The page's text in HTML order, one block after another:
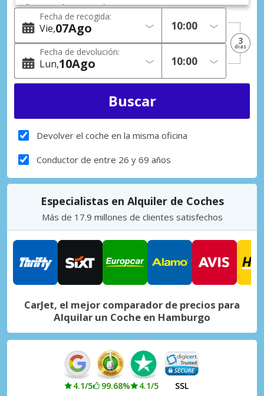
Hamburgo Altona Puerto
Hamburgo Altona, Alemania
Hamburgo (Todas las áreas)
Hamburgo, Alemania
Ahrensburg Ciudad
Ahrensburg, Alemania
Annaberg-Buchholz Ciudad
Annaberg-Buchholz, Alemania
Bad Oldesloe Ciudad
Buchholz in der Nordheide Ciudad
Buchholz in der Nordheide, Alemania
Elmshorn Ciudad
Elmshorn, Alemania
Hamburgo Altona
Hamburgo Altona, Alemania
Hamburgo Altona Stresemannstr
Hamburgo Altona Stresemannstr, Alemania
Hamburgo Bergedorf
Hamburgo Bergedorf, Alemania
Hamburgo Cruise Center
Fecha de recogida:
Vie 07Ago
Fecha de devolución:
Lun 10Ago
3
dias
Devolver el coche en la misma oficina
Conductor de entre 26 y 69 años
Especialistas en Alquiler de Coches
Más de 17.9 millones de clientes satisfechos
CarJet, el mejor comparador de precios para
Alquilar un Coche en Hamburgo
4.1/5 99.68% 4.1/5 SSL